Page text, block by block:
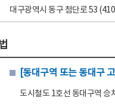
대구광역시 동구 첨단로 53
[동대구역 또는 동대구
도시철도 1호선 동대구역